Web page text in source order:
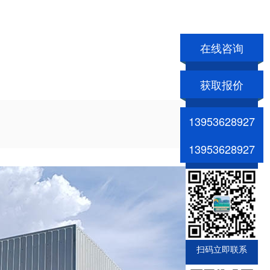
在线咨询
获取报价
13953628927
13953628927
扫码立即联系